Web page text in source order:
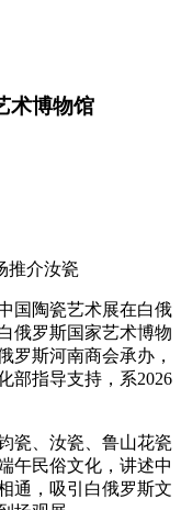
术博物馆
推介汝瓷
国陶瓷艺术展在白俄
俄罗斯国家艺术博物
罗斯河南商会承办，
部指导支持，系2026
、汝瓷、鲁山花瓷
午民俗文化，讲述中
通，吸引白俄罗斯文